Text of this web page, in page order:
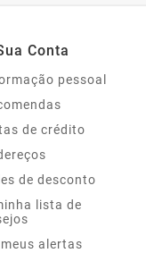
Conta
pessoal
de crédito
de desconto
lista de
alertas